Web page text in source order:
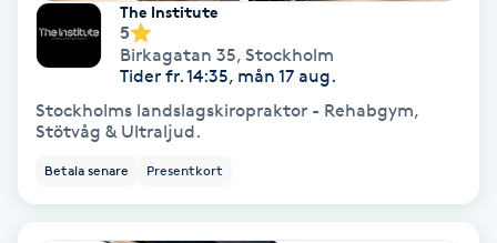
Idrottsmassage
IPL hårborttagning
IR-massage
The Institute
5
Birkagatan 35, Stockholm
Tider fr. 14:35, mån 17 aug.
Stockholms landslagskiropraktor - Rehabgym,
Stötvåg & Ultraljud.
Betala senare Presentkort